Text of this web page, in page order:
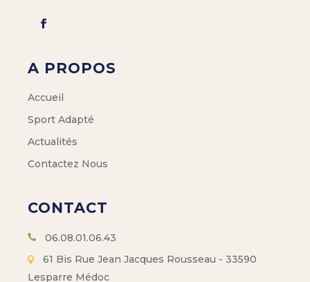
A PROPOS
Accueil
Sport Adapté
Actualités
Contactez Nous
CONTACT
06.08.01.06.43
61 Bis Rue Jean Jacques Rousseau - 33590
Lesparre Médoc